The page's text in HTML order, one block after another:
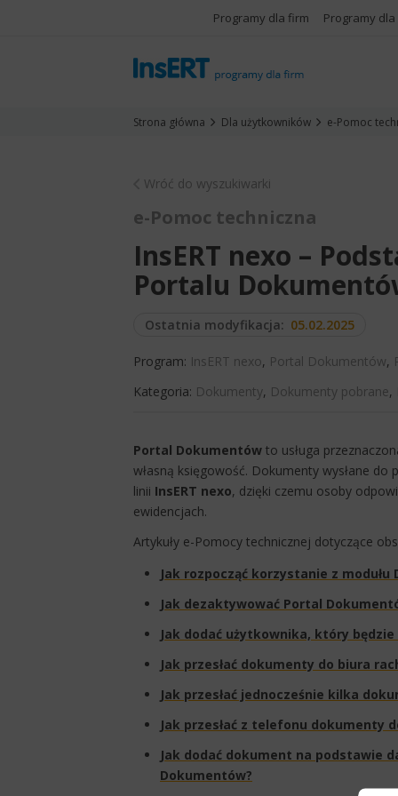
Programy dla firm Programy
Strona główna Dla użytkowników e-Pomoc
Wróć do wyszukiwarki
e-Pomoc techniczna
InsERT nexo –
Portalu
Ostatnia modyfikacja: 05.02.2025
Program: InsERT nexo, Portal Dokumentów,
Kategoria: Dokumenty, Dokumenty pobrane,
Portal Dokumentów to usługa
własną księgowość. Dokumenty wysłane
linii InsERT nexo, dzięki czemu osoby
ewidencjach.
Artykuły e-Pomocy technicznej dotyczące
Jak rozpocząć korzystanie z
Jak dezaktywować Portal
Jak dodać użytkownika, który
Jak przesłać dokumenty do biura
Jak przesłać jednocześnie kilka
Jak przesłać z telefonu dokumenty
Jak dodać dokument na podstawie
Dokumentów?